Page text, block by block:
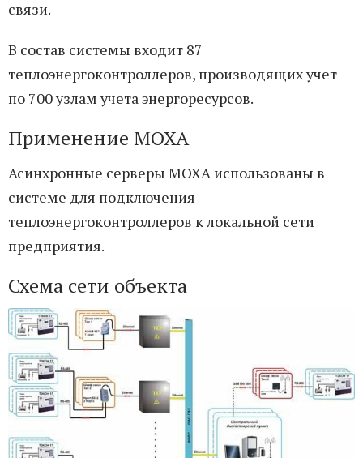
связи.
В состав системы входит 87
теплоэнергоконтроллеров, производящих учет
по 700 узлам учета энергоресурсов.
Применение MOXA
Асинхронные серверы MOXA использованы в
системе для подключения
теплоэнергоконтроллеров к локальной сети
предприятия.
Схема сети объекта